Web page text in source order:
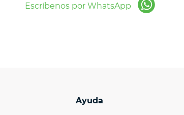
Escríbenos por WhatsApp
Ayuda